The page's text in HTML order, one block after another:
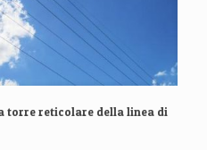
torre reticolare della linea di